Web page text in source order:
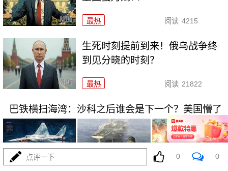
最热 阅读 4215
生死时刻提前到来！俄乌战争终
到见分晓的时刻？
最热 阅读 21822
巴铁横扫海湾：沙科之后谁会是下一个？美国懵了
点评一下 0 0